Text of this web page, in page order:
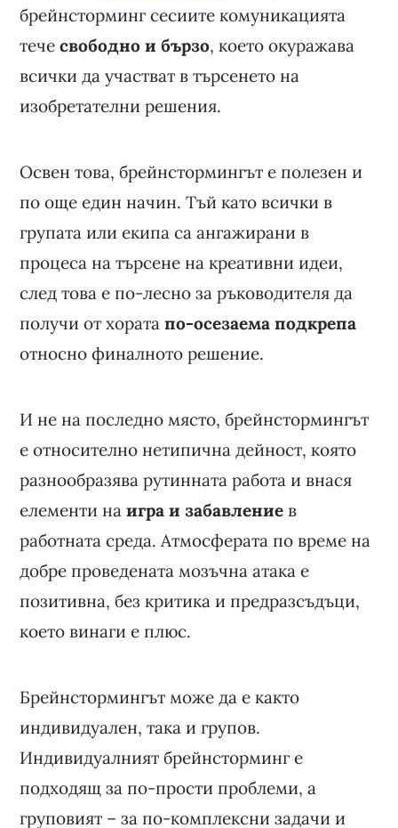
брейнсторминг сесиите комуникацията
течесвободно и бързо, което окуражава
всички да участват в търсенето на
изобретателни решения.
Освен това, брейнстормингът е полезен и
по още един начин. Тъй като всички в
групата или екипа са ангажирани в
процеса на търсене на креативни идеи,
след това е по-лесно за ръководителя да
получи от хоратапо-осезаема подкрепа
относно финалното решение.
И не на последно място, брейнстормингът
е относително нетипична дейност, която
разнообразява рутинната работа и внася
елементи наигра и забавление в
работната среда. Атмосферата по време на
добре проведената мозъчна атака е
позитивна, без критика и предразсъдъци,
което винаги е плюс.
Брейнстормингът може да е както
индивидуален, така и групов.
Индивидуалният брейнсторминг е
подходящ за по-прости проблеми, а
груповият – за по-комплексни задачи и